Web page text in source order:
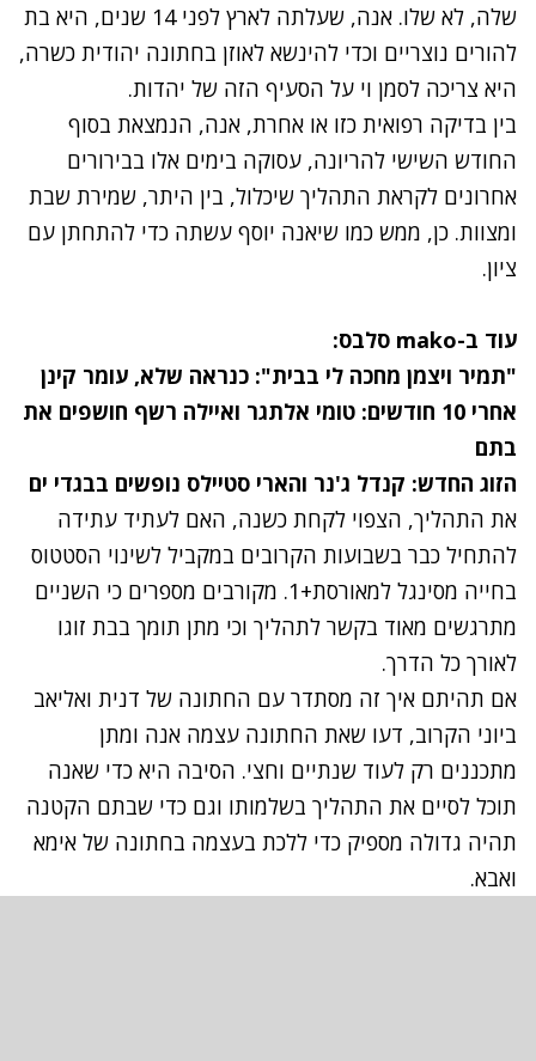
שלה, לא שלו. אנה, שעלתה לארץ לפני 14 שנים, היא בת
להורים נוצריים וכדי להינשא לאוזן בחתונה יהודית כשרה,
היא צריכה לסמן וי על הסעיף הזה של יהדות.
בין בדיקה רפואית כזו או אחרת, אנה, הנמצאת בסוף
החודש השישי להריונה, עסוקה בימים אלו בבירורים
אחרונים לקראת התהליך שיכלול, בין היתר, שמירת שבת
ומצוות. כן, ממש כמו שיאנה יוסף עשתה כדי להתחתן עם
ציון.
עוד ב-mako סלבס:
"תמיר ויצמן מחכה לי בבית": כנראה שלא, עומר קינן
אחרי 10 חודשים: טומי אלתגר ואיילה רשף חושפים את
בתם
הזוג החדש: קנדל ג'נר והארי סטיילס נופשים בבגדי ים
את התהליך, הצפוי לקחת כשנה, האם לעתיד עתידה
להתחיל כבר בשבועות הקרובים במקביל לשינוי הסטטוס
בחייה מסינגל למאורסת+1. מקורבים מספרים כי השניים
מתרגשים מאוד בקשר לתהליך וכי מתן תומך בבת זוגו
לאורך כל הדרך.
אם תהיתם איך זה מסתדר עם החתונה של דנית ואליאב
ביוני הקרוב, דעו שאת החתונה עצמה אנה ומתן
מתכננים רק לעוד שנתיים וחצי. הסיבה היא כדי שאנה
תוכל לסיים את התהליך בשלמותו וגם כדי שבתם הקטנה
תהיה גדולה מספיק כדי ללכת בעצמה בחתונה של אימא
ואבא.